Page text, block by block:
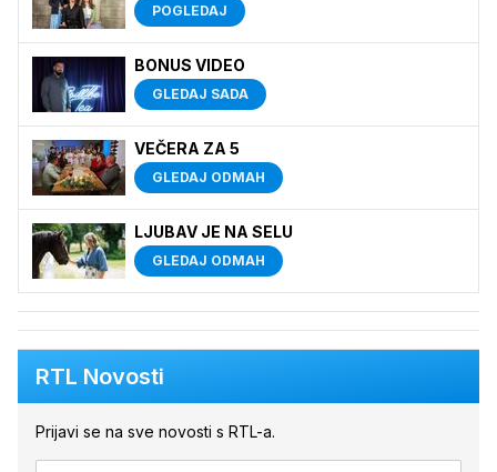
POGLEDAJ
BONUS VIDEO
GLEDAJ SADA
VEČERA ZA 5
GLEDAJ ODMAH
LJUBAV JE NA SELU
GLEDAJ ODMAH
RTL Novosti
Prijavi se na sve novosti s RTL-a.